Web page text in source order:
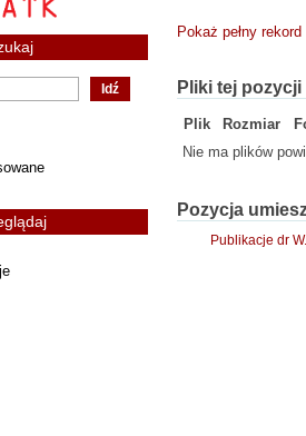
Pokaż pełny rekord
Pliki tej pozycji
Plik Rozmiar
Nie ma plików
Pozycja
Publikacje dr